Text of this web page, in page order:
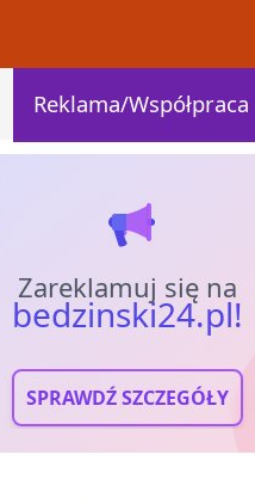
Reklama/Współpraca
Zareklamuj się na
bedzinski24.pl!
SPRAWDŹ SZCZEGÓŁY